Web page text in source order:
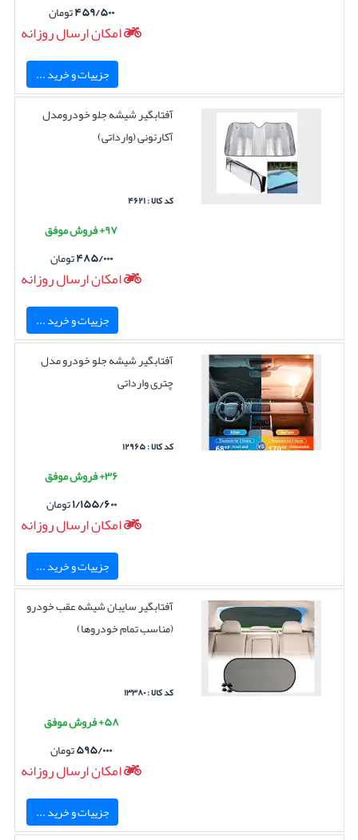
۴۵۹/۵۰۰تومان
امکان ارسال روزانه
جزییات و خرید ...
آفتابگیر شیشه جلو خودرومدل
آکارئونی (وارداتی)
کد کالا : ۴۶۲۱
۹۷+ فروش موفق
۴۸۵/۰۰۰تومان
امکان ارسال روزانه
جزییات و خرید ...
آفتابگیر شیشه جلو خودرو مدل
چتری وارداتی
کد کالا : ۱۲۹۶۵
۳۶+ فروش موفق
۱/۱۵۵/۶۰۰تومان
امکان ارسال روزانه
جزییات و خرید ...
آفتابگیر سایبان شیشه عقب خودرو
(مناسب تمام خودروها)
کد کالا : ۱۳۳۸۰
۵۸+ فروش موفق
۵۹۵/۰۰۰تومان
امکان ارسال روزانه
جزییات و خرید ...